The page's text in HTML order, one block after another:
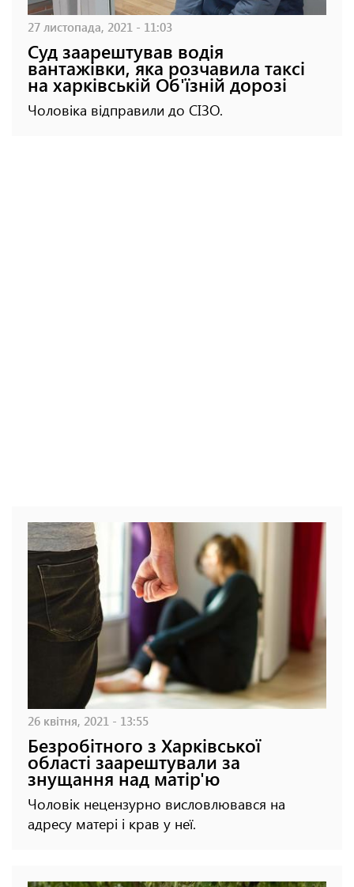
27 листопада, 2021 - 11:03
Суд заарештував водія
вантажівки, яка розчавила таксі
на харківській Об'їзній дорозі
Чоловіка відправили до СІЗО.
26 квітня, 2021 - 13:55
Безробітного з Харківської
області заарештували за
знущання над матір'ю
Чоловік нецензурно висловлювався на
адресу матері і крав у неї.